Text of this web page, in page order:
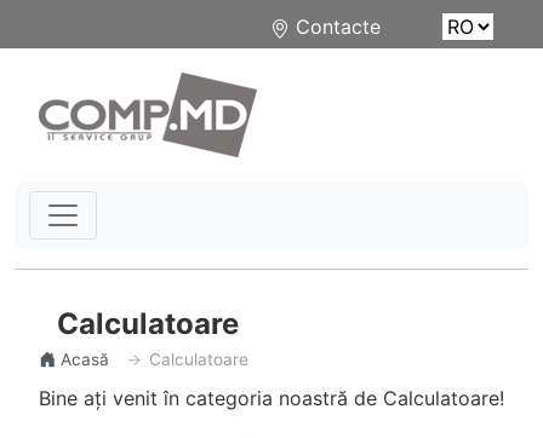
Contacte
Calculatoare
Acasă Calculatoare
Bine ați venit în categoria noastră de Calculatoare!